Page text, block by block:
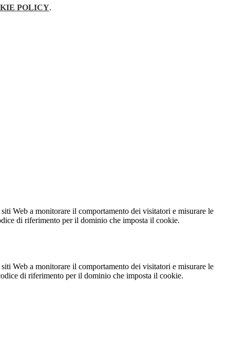
POLICY.
Web a monitorare il comportamento dei visitatori e misurare le
di riferimento per il dominio che imposta il cookie.
Web a monitorare il comportamento dei visitatori e misurare le
di riferimento per il dominio che imposta il cookie.